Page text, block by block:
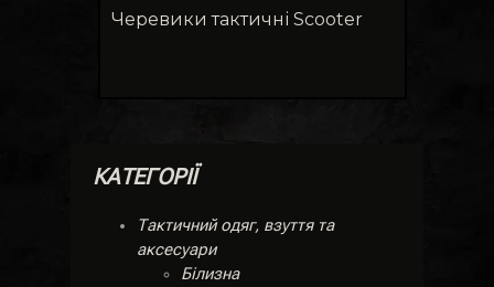
КАТЕГОРІЇ
Тактичний одяг, взуття та
аксесуари
Білизна
Черевики тактичні Scooter